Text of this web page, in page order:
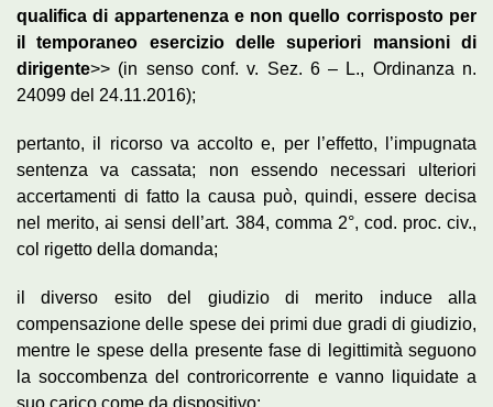
qualifica di appartenenza e non quello corrisposto per
il temporaneo esercizio delle superiori mansioni di
dirigente>> (in senso conf. v. Sez. 6 – L., Ordinanza n.
24099 del 24.11.2016);
pertanto, il ricorso va accolto e, per l’effetto, l’impugnata
sentenza va cassata; non essendo necessari ulteriori
accertamenti di fatto la causa può, quindi, essere decisa
nel merito, ai sensi dell’art. 384, comma 2°, cod. proc. civ.,
col rigetto della domanda;
il diverso esito del giudizio di merito induce alla
compensazione delle spese dei primi due gradi di giudizio,
mentre le spese della presente fase di legittimità seguono
la soccombenza del controricorrente e vanno liquidate a
suo carico come da dispositivo;